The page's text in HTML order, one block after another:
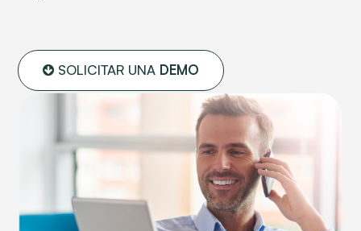
SOLICITAR UNA DEMO